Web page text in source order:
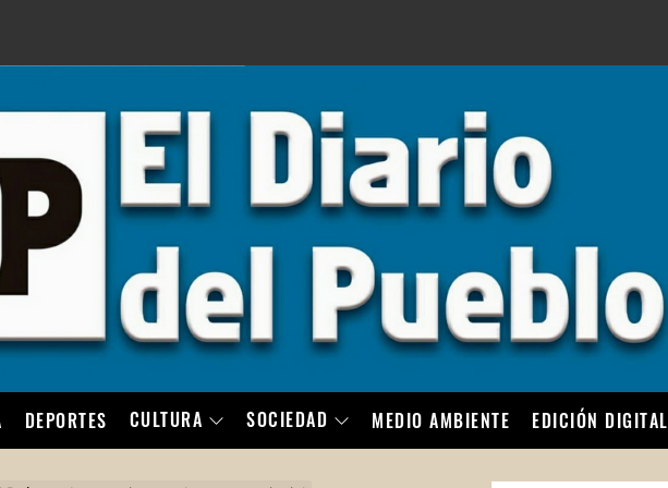
DEPORTES CULTURA SOCIEDAD MEDIO AMBIENTE EDICIÓN DIGITAL